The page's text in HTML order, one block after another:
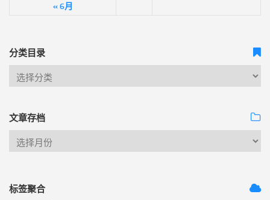
« 6月
分类目录
文章存档
标签聚合